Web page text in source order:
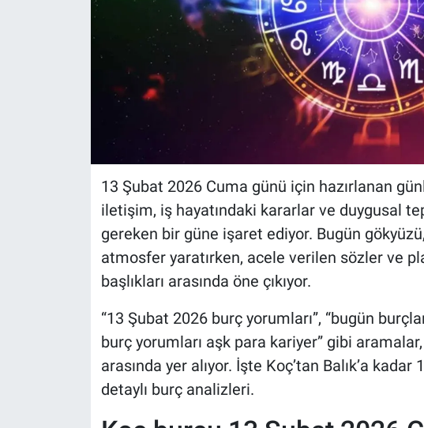
13 Şubat 2026 Cuma günü için hazırlanan
iletişim, iş hayatındaki kararlar ve duygusal
gereken bir güne işaret ediyor. Bugün
atmosfer yaratırken, acele verilen sözler ve
başlıkları arasında öne çıkıyor.
“13 Şubat 2026 burç yorumları”, “bugün
burç yorumları aşk para kariyer” gibi
arasında yer alıyor. İşte Koç’tan Balık’a
detaylı burç analizleri.